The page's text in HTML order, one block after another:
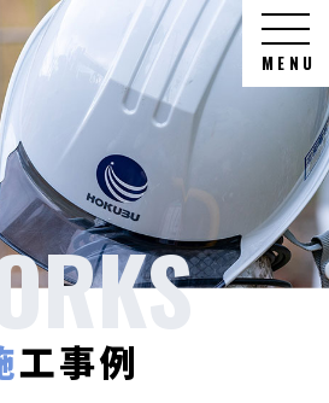
MENU
施工事例